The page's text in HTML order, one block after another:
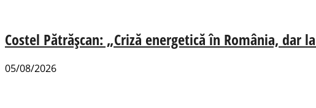
Costel Pătrășcan: „Criză energetică în România,
05/08/2026